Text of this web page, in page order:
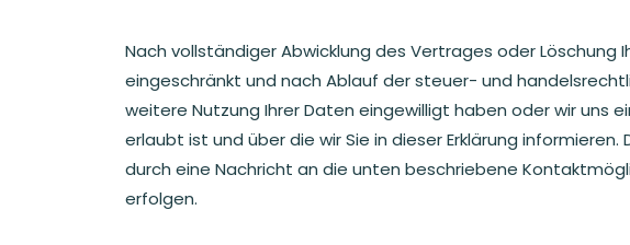
Nach vollständiger Abwicklung des Vertrages oder
eingeschränkt und nach Ablauf der steuer- und
weitere Nutzung Ihrer Daten eingewilligt haben oder wir uns
erlaubt ist und über die wir Sie in dieser Erklärung
durch eine Nachricht an die unten beschriebene
erfolgen.